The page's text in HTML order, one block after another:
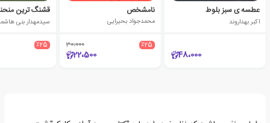
عطسه ی سبز بلوط
اکبر بهداروند
48،000
نامشخص
محمدجواد بحیرایی
٪25 30،000
22،500
قشنگ ترین
سیدمهدار بنی
٪25